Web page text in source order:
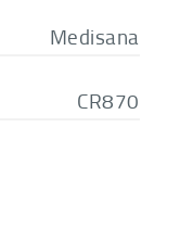
Medisana
CR870